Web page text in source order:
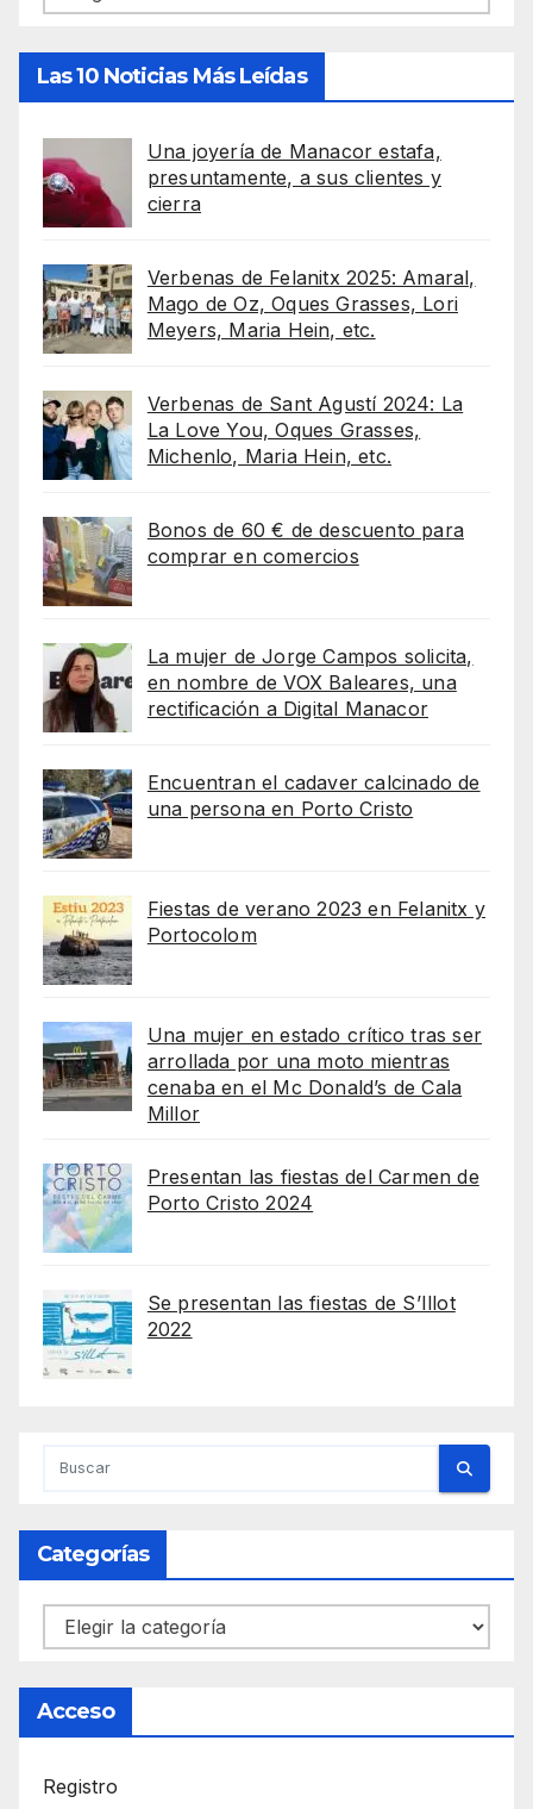
Las 10 Noticias Más Leídas
Una joyería de Manacor estafa,
presuntamente, a sus clientes y
cierra
Verbenas de Felanitx 2025: Amaral,
Mago de Oz, Oques Grasses, Lori
Meyers, Maria Hein, etc.
Verbenas de Sant Agustí 2024: La
La Love You, Oques Grasses,
Michenlo, Maria Hein, etc.
Bonos de 60 € de descuento para
comprar en comercios
La mujer de Jorge Campos solicita,
en nombre de VOX Baleares, una
rectificación a Digital Manacor
Encuentran el cadaver calcinado de
una persona en Porto Cristo
Fiestas de verano 2023 en Felanitx y
Portocolom
Una mujer en estado crítico tras ser
arrollada por una moto mientras
cenaba en el Mc Donald’s de Cala
Millor
Presentan las fiestas del Carmen de
Porto Cristo 2024
Se presentan las fiestas de S’Illot
2022
Categorías
Categorías
Acceso
Registro